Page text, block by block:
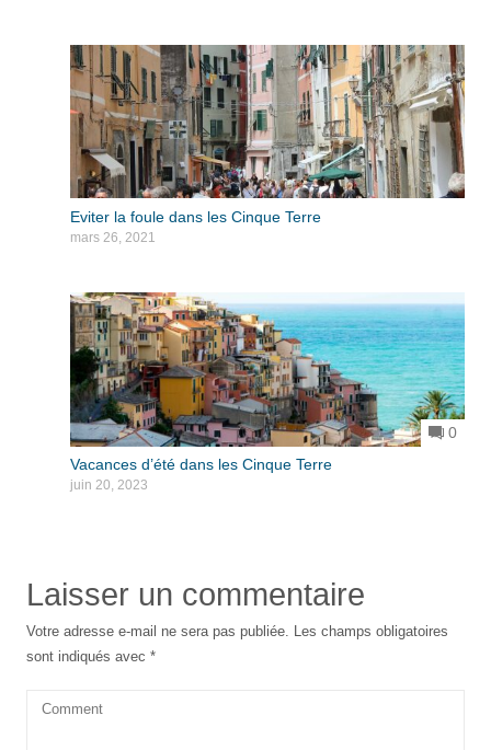
Eviter la foule dans les Cinque Terre
mars 26, 2021
0
Vacances d’été dans les Cinque Terre
juin 20, 2023
Laisser un commentaire
Votre adresse e-mail ne sera pas publiée.
Les champs obligatoires
sont indiqués avec*